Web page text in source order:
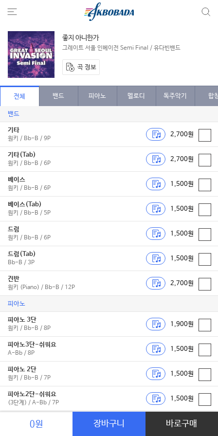
좋지 아니한가
그레이트 서울 인베이전 Semi Final / 유다빈밴드
곡 정보
전체 밴드 피아노 멜로디 독주악기 합
밴드
기타
원키 / Bb-B / 9P
2,700원
기타(Tab)
원키 / Bb-B / 6P
2,700원
베이스
원키 / Bb-B / 6P
1,500원
베이스(Tab)
원키 / Bb-B / 5P
1,500원
드럼
원키 / Bb-B / 6P
1,500원
드럼(Tab)
Bb-B / 3P
1,500원
건반
원키 (Piano) / Bb-B / 12P
2,700원
피아노
피아노 3단
원키 / Bb-B / 8P
1,900원
피아노3단-쉬워요
A-Bb / 8P
1,500원
피아노 2단
원키 / Bb-B / 7P
1,500원
피아노2단-쉬워요
(3단계) / A-Bb / 7P
1,500원
피아노2단-쉬워요
(2단계) / C(다장조) / 2P
1,500원
0원 장바구니 바로구매